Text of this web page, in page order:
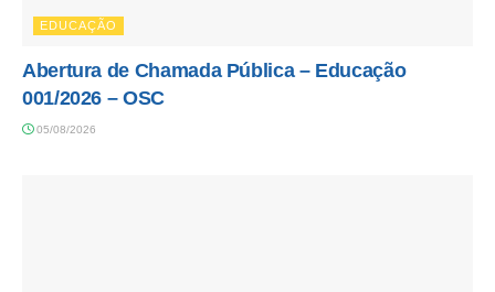
EDUCAÇÃO
Abertura de Chamada Pública – Educação
001/2026 – OSC
05/08/2026